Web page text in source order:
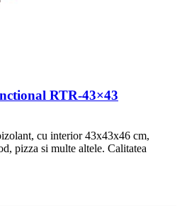
RTR-43×43
cu interior 43x43x46 cm,
pizza si multe altele. Calitatea